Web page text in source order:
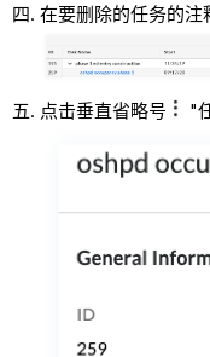
在要删除的任务的注
点击垂直省略号 "